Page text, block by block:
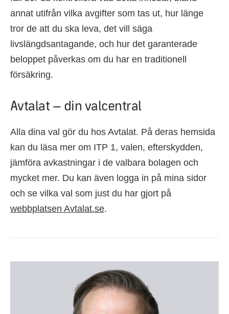
annat utifrån vilka avgifter som tas ut, hur länge
tror de att du ska leva, det vill säga
livslängdsantagande, och hur det garanterade
beloppet påverkas om du har en traditionell
försäkring.
Avtalat – din valcentral
Alla dina val gör du hos Avtalat. På deras hemsida
kan du läsa mer om ITP 1, valen, efterskydden,
jämföra avkastningar i de valbara bolagen och
mycket mer. Du kan även logga in på mina sidor
och se vilka val som just du har gjort på
webbplatsen Avtalat.se.